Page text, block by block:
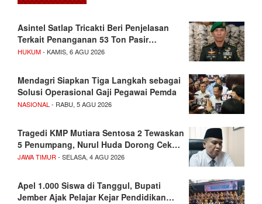
Asintel Satlap Tricakti Beri Penjelasan
Terkait Penanganan 53 Ton Pasir…
HUKUM- KAMIS, 6 AGU 2026
Mendagri Siapkan Tiga Langkah sebagai
Solusi Operasional Gaji Pegawai Pemda
NASIONAL - RABU, 5 AGU 2026
Tragedi KMP Mutiara Sentosa 2 Tewaskan
5 Penumpang, Nurul Huda Dorong Cek…
JAWA TIMUR - SELASA, 4 AGU 2026
Apel 1.000 Siswa di Tanggul, Bupati
Jember Ajak Pelajar Kejar Pendidikan…